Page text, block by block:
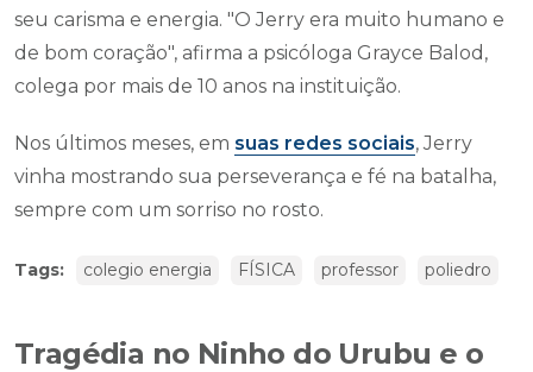
seu carisma e energia. "O Jerry era muito humano e
de bom coração", afirma a psicóloga Grayce Balod,
colega por mais de 10 anos na instituição.
Nos últimos meses, em suas redes sociais, Jerry
vinha mostrando sua perseverança e fé na batalha,
sempre com um sorriso no rosto.
Tags: colegio energia FÍSICA professor poliedro
Tragédia no Ninho do Urubu e o